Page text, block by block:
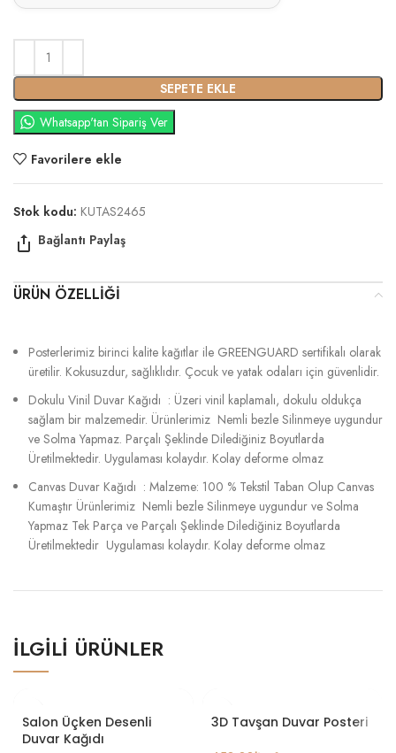
SEPETE EKLE
Whatsapp'tan Sipariş Ver
Favorilere ekle
Stok kodu: KUTAS2465
ÜRÜN ÖZELLIĞI
Posterlerimiz birinci kalite kağıtlar ile GREENGUARD sertifikalı olarak
üretilir. Kokusuzdur, sağlıklıdır. Çocuk ve yatak odaları için güvenlidir.
Dokulu Vinil Duvar Kağıdı : Üzeri vinil kaplamalı, dokulu oldukça
sağlam bir malzemedir. Ürünlerimiz Nemli bezle Silinmeye uygundur
ve Solma Yapmaz. Parçalı Şeklinde Dilediğiniz Boyutlarda
Üretilmektedir. Uygulaması kolaydır. Kolay deforme olmaz
Canvas Duvar Kağıdı : Malzeme: 100 % Tekstil Taban Olup Canvas
Kumaştır Ürünlerimiz Nemli bezle Silinmeye uygundur ve Solma
Yapmaz Tek Parça ve Parçalı Şeklinde Dilediğiniz Boyutlarda
Üretilmektedir Uygulaması kolaydır. Kolay deforme olmaz
İLGILI ÜRÜNLER
Salon Üçken Desenli
Duvar Kağıdı
3D Tavşan Duvar Posteri